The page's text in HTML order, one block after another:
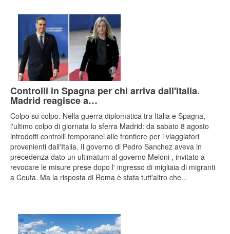
Controlli in Spagna per chi arriva dall'Italia.
Madrid reagisce a…
Colpo su colpo. Nella guerra diplomatica tra Italia e Spagna,
l'ultimo colpo di giornata lo sferra Madrid: da sabato 8 agosto
introdotti controlli temporanei alle frontiere per i viaggiatori
provenienti dall'Italia. Il governo di Pedro Sanchez aveva in
precedenza dato un ultimatum al governo Meloni , invitato a
revocare le misure prese dopo l' ingresso di migliaia di migranti
a Ceuta. Ma la risposta di Roma è stata tutt'altro che...